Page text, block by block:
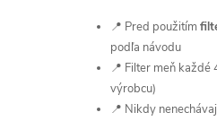
📍 Pred použitím
podľa návodu
📍 Filter meň
výrobcu)
📍 Nikdy